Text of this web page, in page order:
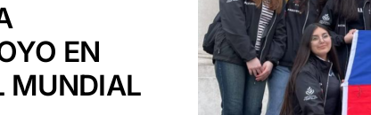
EN
MUNDIAL